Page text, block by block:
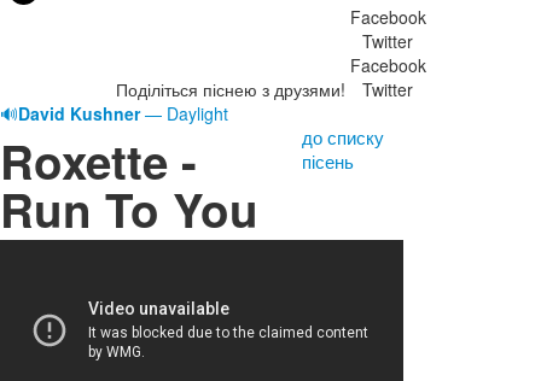
Поділіться піснею з друзями!
Facebook
Twitter
Facebook
Twitter
🔊David Kushner— Daylight
Roxette -
Run To You
до списку
пісень